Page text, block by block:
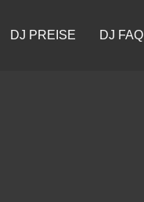
DJ PREISE DJ FAQ